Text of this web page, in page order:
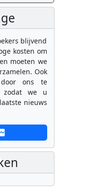
blijvend
kosten om
moeten we
Ook
ons te
zodat we u
nieuws